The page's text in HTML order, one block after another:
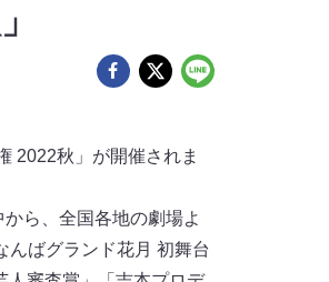
2022秋」が開催されま
ら、全国各地の劇場よ
ばグランド花月 初舞台